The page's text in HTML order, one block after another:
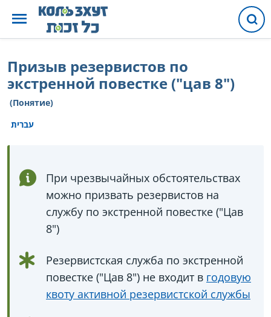
Призыв резервистов по
экстренной повестке ("цав 8")
(Понятие)
עברית
При чрезвычайных обстоятельствах
можно призвать резервистов на
службу по экстренной повестке ("Цав
8")
Резервистская служба по экстренной
повестке ("Цав 8") не входит в годовую
квоту активной резервистской службы